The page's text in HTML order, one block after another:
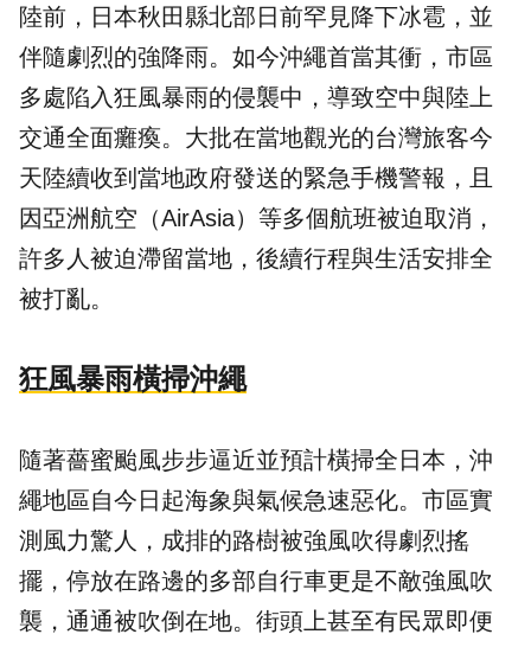
陸前，日本秋田縣北部日前罕見降下冰雹，並
伴隨劇烈的強降雨。如今沖繩首當其衝，市區
多處陷入狂風暴雨的侵襲中，導致空中與陸上
交通全面癱瘓。大批在當地觀光的台灣旅客今
天陸續收到當地政府發送的緊急手機警報，且
因亞洲航空（AirAsia）等多個航班被迫取消，
許多人被迫滯留當地，後續行程與生活安排全
被打亂。
狂風暴雨橫掃沖繩
隨著薔蜜颱風步步逼近並預計橫掃全日本，沖
繩地區自今日起海象與氣候急速惡化。市區實
測風力驚人，成排的路樹被強風吹得劇烈搖
擺，停放在路邊的多部自行車更是不敵強風吹
襲，通通被吹倒在地。街頭上甚至有民眾即便